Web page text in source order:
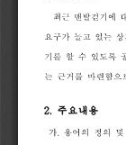
최근 맨발걷기에
요구가 늘고 있는 상
기를 할 수 있도록
는 근거를 마련함으
2. 주요내용
가 용어의 정의 및